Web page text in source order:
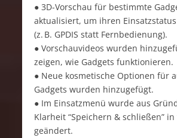
● 3D-Vorschau für bestimmte
aktualisiert, um ihren
(z. B. GPDIS statt Fernbedienung).
● Vorschauvideos wurden
zeigen, wie Gadgets funktionieren.
● Neue kosmetische Optionen für
Gadgets wurden hinzugefügt.
● Im Einsatzmenü wurde aus
Klarheit “Speichern & schließen” in
geändert.